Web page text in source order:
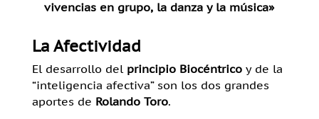
vivencias en grupo, la danza y la música»
La Afectividad
El desarrollo del principio Biocéntricoy de la
“inteligencia afectiva” son los dos grandes
aportes de Rolando Toro.